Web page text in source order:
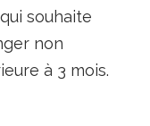
souhaite
non
à 3 mois.